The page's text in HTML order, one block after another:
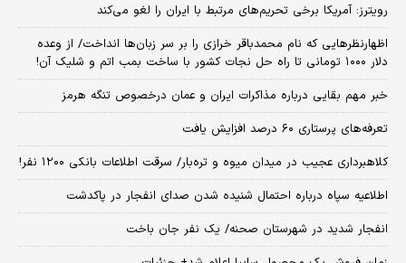
رویترز: آمریکا برخی تحریم‌های مرتبط با ایران را لغو می‌کند
اظهارنظرهایی که نام محمدباقر خرازی را بر سر زبان‌ها انداخت/ از وعده
دلار ۱۰۰۰ تومانی تا راه حل نجات کشور با ساخت بمب اتم و شلیک آن!
خبر مهم بقایی درباره مذاکرات ایران و عمان درخصوص تنگه هرمز
تعرفه‌های پرستاری ۶۰ درصد افزایش یافت
کلاهبرداری عجیب در میدان میوه و تره‌بار/ سرقت اطلاعات بانکی ۱۲۰۰ نفر!
اطلاعیه سپاه درباره احتمال شنیده شدن صدای انفجار در پاکدشت
انفجار شدید در شهرستان صحنه/ یک نفر جان باخت